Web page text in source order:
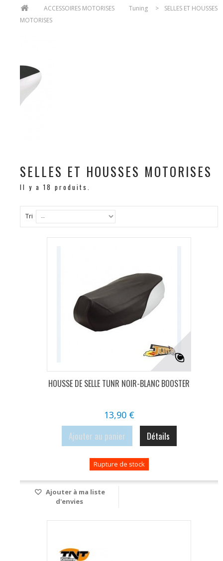
ACCESSOIRES MOTORISES Tuning >
SELLES ET HOUSSES
MOTORISES
SELLES ET HOUSSES MOTORISES
Il y a 18 produits.
Tri
HOUSSE DE SELLE TUNR NOIR-BLANC BOOSTER
13,90 €
Ajouter au panier Détails
Rupture de stock
Ajouter à ma liste
d'envies